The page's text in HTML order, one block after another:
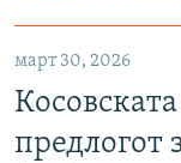
март 30, 2026
предлогот